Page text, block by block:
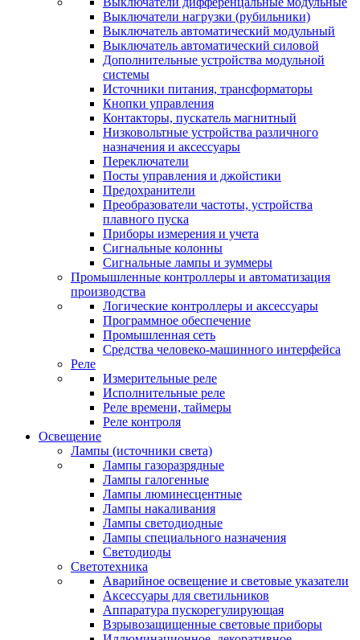
Выключатели нагрузки (рубильники)
Выключатель автоматический модульный
Выключатель автоматический силовой
Дополнительные устройства модульной
системы
Источники питания, трансформаторы
Кнопки управления
Контакторы, пускатель магнитный
Низковольтные устройства различного
назначения и аксессуары
Переключатели
Посты управления и джойстики
Предохранители
Преобразователи частоты, устройства
плавного пуска
Приборы измерения и учета
Сигнальные колонны
Сигнальные лампы и зуммеры
Промышленные контроллеры и автоматизация
производства
Логические контроллеры и аксессуары
Программное обеспечение
Промышленная сеть
Средства человеко-машинного интерфейса
Реле
Измерительные реле
Исполнительные реле
Реле времени, таймеры
Реле контроля
Освещение
Лампы (источники света)
Лампы газоразрядные
Лампы галогенные
Лампы люминесцентные
Лампы накаливания
Лампы светодиодные
Лампы специального назначения
Светодиоды
Светотехника
Аварийное освещение и световые указатели
Аксессуары для светильников
Аппаратура пускорегулирующая
Взрывозащищенные световые приборы